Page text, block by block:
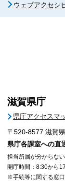
ウェブアクセシ
滋賀県庁
県庁アクセスマ
〒520-8577 滋賀
県庁各課室への直
担当所属が分からな
開庁時間：8:30から
※手続等に関する窓